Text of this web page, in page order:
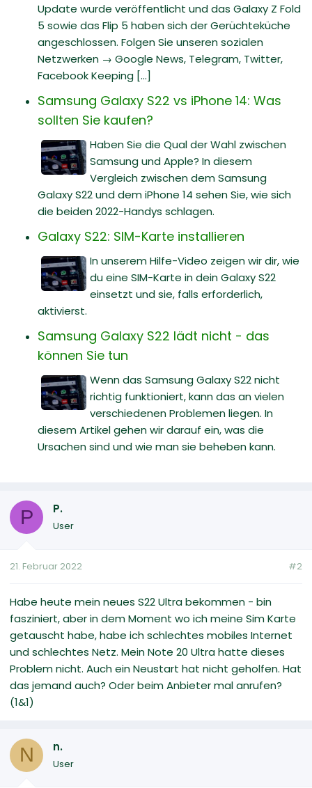
Update wurde veröffentlicht und das Galaxy Z Fold
5 sowie das Flip 5 haben sich der Gerüchteküche
angeschlossen. Folgen Sie unseren sozialen
Netzwerken → Google News, Telegram, Twitter,
Facebook Keeping [...]
Samsung Galaxy S22 vs iPhone 14: Was
sollten Sie kaufen?
Haben Sie die Qual der Wahl zwischen
Samsung und Apple? In diesem
Vergleich zwischen dem Samsung
Galaxy S22 und dem iPhone 14 sehen Sie, wie sich
die beiden 2022-Handys schlagen.
Galaxy S22: SIM-Karte installieren
In unserem Hilfe-Video zeigen wir dir, wie
du eine SIM-Karte in dein Galaxy S22
einsetzt und sie, falls erforderlich,
aktivierst.
Samsung Galaxy S22 lädt nicht - das
können Sie tun
Wenn das Samsung Galaxy S22 nicht
richtig funktioniert, kann das an vielen
verschiedenen Problemen liegen. In
diesem Artikel gehen wir darauf ein, was die
Ursachen sind und wie man sie beheben kann.
P P.
User
21. Februar 2022 #2
Habe heute mein neues S22 Ultra bekommen - bin
fasziniert, aber in dem Moment wo ich meine Sim Karte
getauscht habe, habe ich schlechtes mobiles Internet
und schlechtes Netz. Mein Note 20 Ultra hatte dieses
Problem nicht. Auch ein Neustart hat nicht geholfen. Hat
das jemand auch? Oder beim Anbieter mal anrufen?
(1&1)
N n.
User